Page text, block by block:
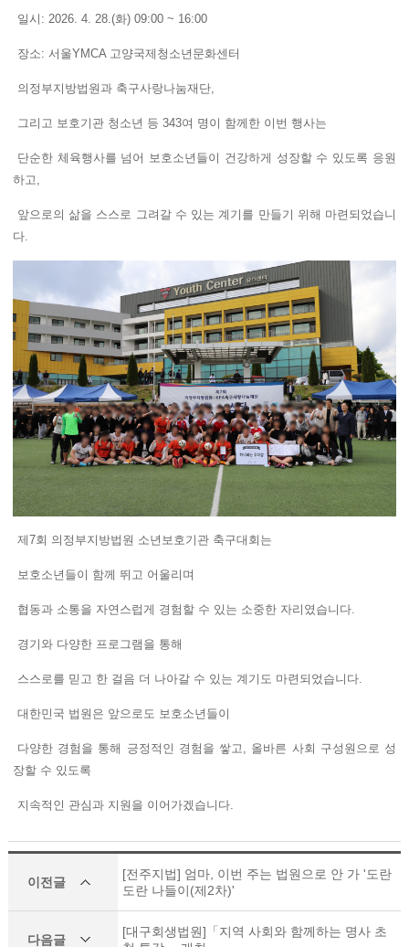
일시: 2026. 4. 28.(화) 09:00 ~ 16:00
장소: 서울YMCA 고양국제청소년문화센터
​의정부지방법원과 축구사랑나눔재단,
그리고 보호기관 청소년 등 343여 명이 함께한 이번 행사는
단순한 체육행사를 넘어 보호소년들이 건강하게 성장할 수 있도록 응원
하고,
앞으로의 삶을 스스로 그려갈 수 있는 계기를 만들기 위해 마련되었습니
다.
제7회 의정부지방법원 소년보호기관 축구대회는
보호소년들이 함께 뛰고 어울리며
협동과 소통을 자연스럽게 경험할 수 있는 소중한 자리였습니다.
​경기와 다양한 프로그램을 통해
스스로를 믿고 한 걸음 더 나아갈 수 있는 계기도 마련되었습니다.
​대한민국 법원은 앞으로도 보호소년들이
다양한 경험을 통해 긍정적인 경험을 쌓고, 올바른 사회 구성원으로 성
장할 수 있도록
지속적인 관심과 지원을 이어가겠습니다.
이전글
[전주지법] 엄마, 이번 주는 법원으로 안 가 '도란
도란 나들이(제2차)'
다음글
[대구회생법원]「지역 사회와 함께하는 명사 초